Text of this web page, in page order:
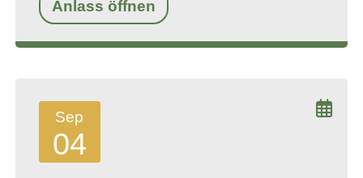
Anlass öffnen
Sep
04